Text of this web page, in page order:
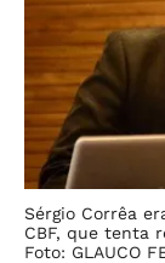
Sérgio Corrêa
CBF, que tenta
Foto: GLAUCO